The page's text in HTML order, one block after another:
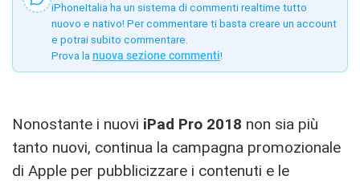
iPhoneItalia ha un sistema di commenti realtime tutto
nuovo e nativo! Per commentare ti basta creare un account
e potrai subito commentare.
Prova la nuova sezione commenti!
Nonostante i nuovi iPad Pro 2018 non sia più
tanto nuovi, continua la campagna promozionale
di Apple per pubblicizzare i contenuti e le